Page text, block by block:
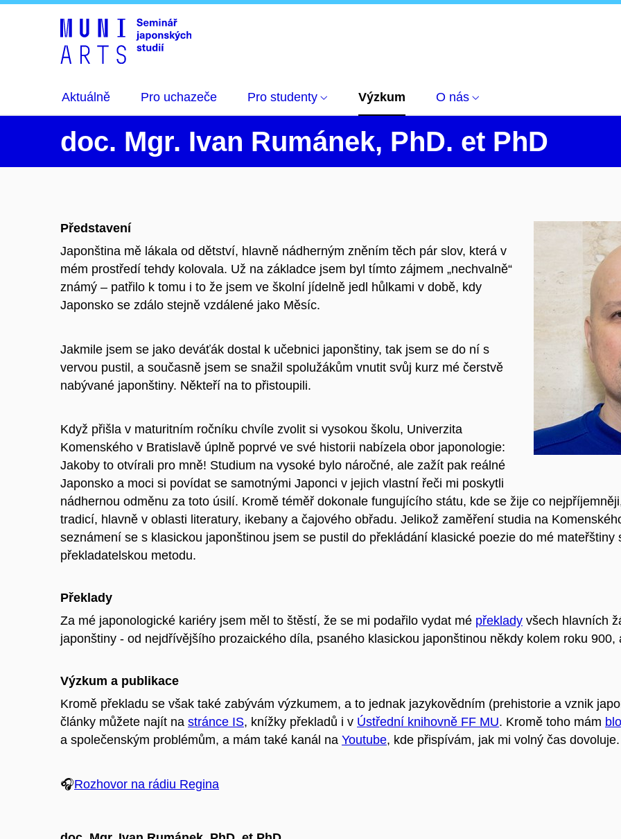
Aktuálně Pro uchazeče Pro studenty Výzkum O nás
doc. Mgr. Ivan Rumánek, PhD. et PhD
Představení
Japonština mě lákala od dětství, hlavně nádherným zněním těch pár slov, která v
mém prostředí tehdy kolovala. Už na základce jsem byl tímto zájmem „nechvalně“
známý – patřilo k tomu i to že jsem ve školní jídelně jedl hůlkami v době, kdy
Japonsko se zdálo stejně vzdálené jako Měsíc.
Jakmile jsem se jako deváťák dostal k učebnici japonštiny, tak jsem se do ní s
vervou pustil, a současně jsem se snažil spolužákům vnutit svůj kurz mé čerstvě
nabývané japonštiny. Někteří na to přistoupili.
Když přišla v maturitním ročníku chvíle zvolit si vysokou školu, Univerzita
Komenského v Bratislavě úplně poprvé ve své historii nabízela obor japonologie:
Jakoby to otvírali pro mně! Studium na vysoké bylo náročné, ale zažít pak reálné
Japonsko a moci si povídat se samotnými Japonci v jejich vlastní řeči mi poskytli
nádhernou odměnu za toto úsilí. Kromě téměř dokonale fungujícího státu, kde se žije co
tradicí, hlavně v oblasti literatury, ikebany a čajového obřadu. Jelikož zaměření studia na
seznámení se s klasickou japonštinou jsem se pustil do překládání klasické poezie do mé
překladatelskou metodu.
Překlady
Za mé japonologické kariéry jsem měl to štěstí, že se mi podařilo vydat mé překlady všech hlavních
japonštiny - od nejdřívějšího prozaického díla, psaného klasickou japonštinou někdy kolem roku
Výzkum a publikace
Kromě překladu se však také zabývám výzkumem, a to jednak jazykovědním (prehistorie a vznik
články můžete najít na stránce IS, knížky překladů i v Ústřední knihovně FF MU. Kromě toho mám
a společenským problémům, a mám také kanál na Youtube, kde přispívám, jak mi volný čas dovoluje.
🎧Rozhovor na rádiu Regina